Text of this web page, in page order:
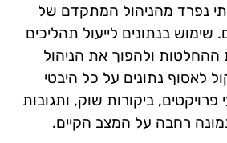
נפרד מהניהול המתקדם של
בנתונים לייעול תהליכים
ולהפוך את הניהול
לאסוף נתונים על כל היבטי
פרויקטים, ביקורות שוק, ותגובות
רחבה על המצב הקיים.